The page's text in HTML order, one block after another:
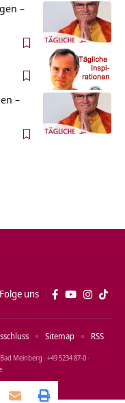
–
–
Folge uns
Meinberg · +49 5234 87‑0 ·
Sitemap RSS